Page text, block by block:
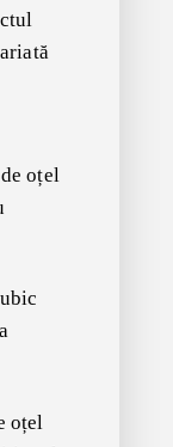
oțel
oțel